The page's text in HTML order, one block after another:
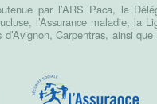
par l’ARS Paca, la
l’Assurance maladie, la
Carpentras, ainsi